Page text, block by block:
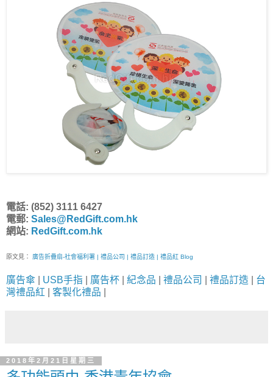
電話: (852) 3111 6427
電郵: Sales@RedGift.com.hk
網站: RedGift.com.hk
原文見： 廣告折疊扇-社會福利署 | 禮品公司 | 禮品訂造 | 禮品紅 Blog
廣告傘 USB手指 廣告杯 紀念品 禮品公司 禮品訂造
台
灣禮品紅
客製化禮品
2018年2月21日星期三